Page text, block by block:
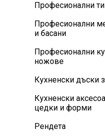
Професионални
Професионални
и басани
Професионални
ножове
Кухненски дъски
Кухненски
цедки и форми
Рендета